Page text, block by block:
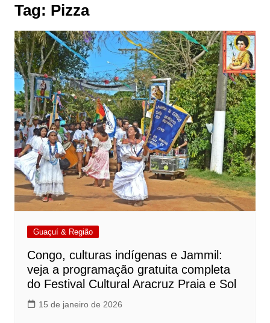
Tag: Pizza
Guaçuí & Região
Congo, culturas indígenas e Jammil:
veja a programação gratuita completa
do Festival Cultural Aracruz Praia e Sol
15 de janeiro de 2026